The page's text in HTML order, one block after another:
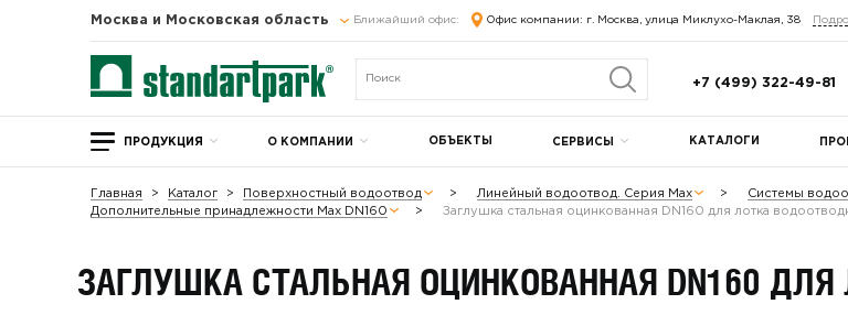
Москва и Московская область Ближайший офис: Офис компании: г. Москва, улица Миклухо-Маклая, 38
+7 (499) 322-49-81
ПРОДУКЦИЯ О КОМПАНИИ ОБЪЕКТЫ СЕРВИСЫ КАТАЛОГИ
Главная Каталог Поверхностный водоотвод Линейный водоотвод. Серия Max
Системы
Дополнительные принадлежности Max DN160
Заглушка стальная оцинкованная DN160 для лотка
ЗАГЛУШКА СТАЛЬНАЯ ОЦИНКОВАННАЯ DN160